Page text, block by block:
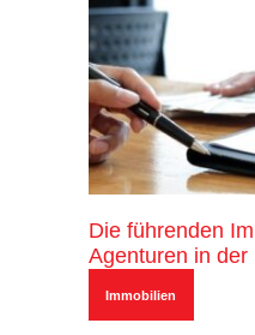
Die führenden
Agenturen in der
Immobilien